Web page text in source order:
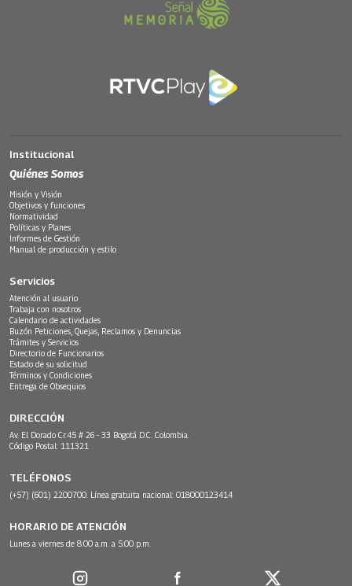
Institucional
Quiénes Somos
Misión y Visión
Objetivos y funciones
Normatividad
Políticas y Planes
Informes de Gestión
Manual de producción y estilo
Servicios
Atención al usuario
Trabaja con nosotros
Calendario de actividades
Buzón Peticiones, Quejas, Reclamos y Denuncias
Trámites y Servicios
Directorio de Funcionarios
Estado de su solicitud
Términos y Condiciones
Entrega de Obsequios
DIRECCIÓN
Av. El Dorado Cr.45 # 26 - 33 Bogotá D.C. Colombia.
Código Postal: 111321
TELÉFONOS
(+57) (601) 2200700. Línea gratuita nacional: 018000123414
HORARIO DE ATENCIÓN
Lunes a viernes de 8:00 a.m. a 5:00 p.m.